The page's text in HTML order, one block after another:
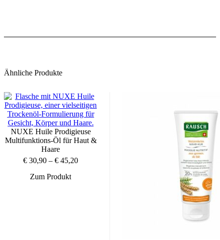
Ähnliche Produkte
NUXE Huile Prodigieuse
Multifunktions-Öl für Haut &
Haare
€ 30,90 – € 45,20
Zum Produkt